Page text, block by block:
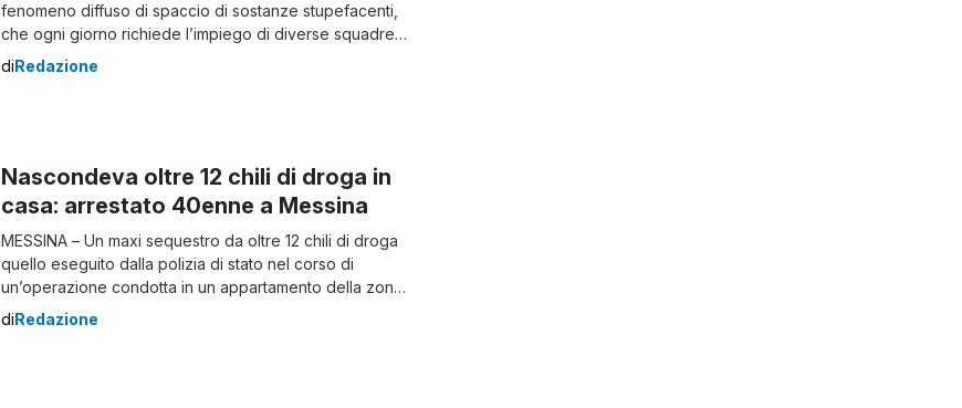
fenomeno diffuso di spaccio di sostanze stupefacenti,
che ogni giorno richiede l’impiego di diverse squadre
mobili del comando provinciale dei carabinieri. Nello
diRedazione
Nascondeva oltre 12 chili di droga in
casa: arrestato 40enne a Messina
MESSINA – Un maxi sequestro da oltre 12 chili di droga
quello eseguito dalla polizia di stato nel corso di
un’operazione condotta in un appartamento della zona
di FondoFucile a Messina. Un uomo di 40 anni è stato
diRedazione